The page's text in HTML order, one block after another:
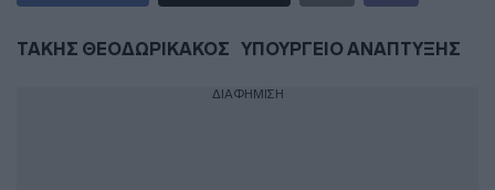
ΤΑΚΗΣ ΘΕΟΔΩΡΙΚΑΚΟΣ ΥΠΟΥΡΓΕΙΟ ΑΝΑΠΤΥΞΗΣ
ΔΙΑΦΗΜΙΣΗ